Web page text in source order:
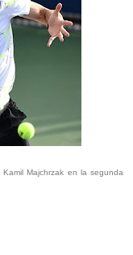
Kamil Majchrzak en la segunda